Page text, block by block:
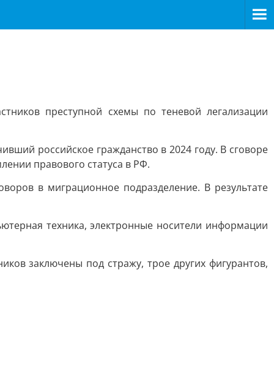
преступной схемы по теневой легализации
российское гражданство в 2024 году. В сговоре
правового статуса в РФ.
в миграционное подразделение. В результате
техника, электронные носители информации
заключены под стражу, трое других фигурантов,